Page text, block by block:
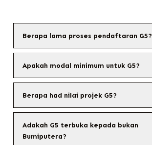
Berapa lama proses pendaftaran G5?
Apakah modal minimum untuk G5?
Berapa had nilai projek G5?
Adakah G5 terbuka kepada bukan
Bumiputera?